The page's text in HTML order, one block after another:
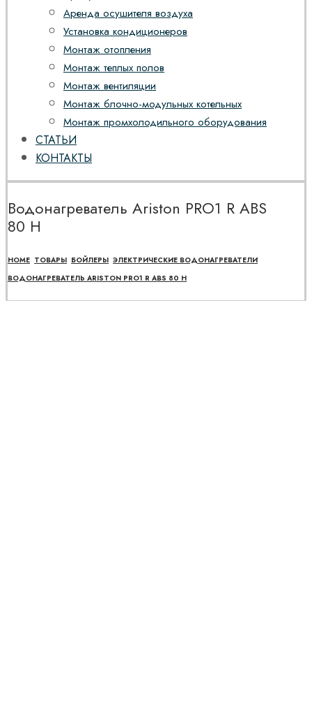
Аренда осушителя воздуха
Установка кондиционеров
Монтаж отопления
Монтаж теплых полов
Монтаж вентиляции
Монтаж блочно-модульных котельных
Монтаж промхолодильного оборудования
СТАТЬИ
КОНТАКТЫ
Водонагреватель Ariston PRO1 R ABS
80 H
HOME ТОВАРЫ БОЙЛЕРЫ ЭЛЕКТРИЧЕСКИЕ ВОДОНАГРЕВАТЕЛИ
ВОДОНАГРЕВАТЕЛЬ ARISTON PRO1 R ABS 80 H